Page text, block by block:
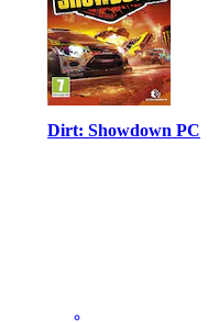
Dirt: Showdown PC